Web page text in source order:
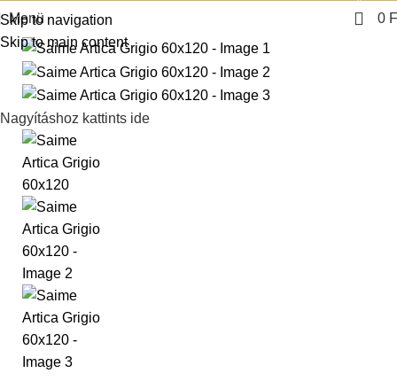
Skip to navigation
Skip to main content
Menü 0
Nagyításhoz kattints ide